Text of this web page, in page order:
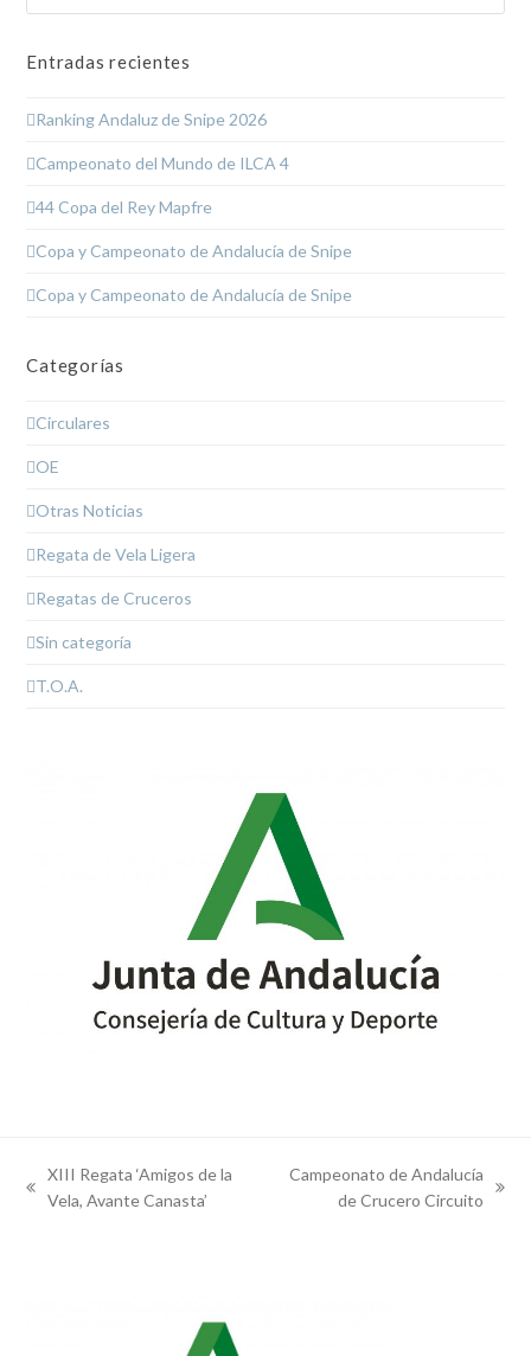
Entradas recientes
Ranking Andaluz de Snipe 2026
Campeonato del Mundo de ILCA 4
44 Copa del Rey Mapfre
Copa y Campeonato de Andalucía de Snipe
Copa y Campeonato de Andalucía de Snipe
Categorías
Circulares
OE
Otras Noticias
Regata de Vela Ligera
Regatas de Cruceros
Sin categoría
T.O.A.
previous
XIII Regata ‘Amigos de la
Vela, Avante Canasta’
Campeonato de Andalucía
de Crucero Circuito